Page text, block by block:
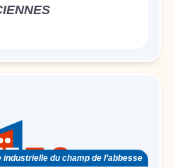
industrielle du champ de l’abbesse